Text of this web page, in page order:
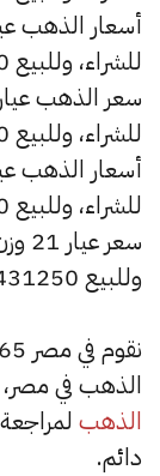
للشراء، وللبيع 572500 جنيه.
للشراء، وللبيع 858750 جنيه.
للشراء، وللبيع 1145000 جنيه.
وللبيع 1431250 جنيه.
الذهب في
الذهب
دائم.